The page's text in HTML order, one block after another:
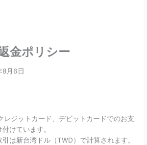
金ポリシー
月6日
レジットカード、デビットカードでのお支
けています。
は新台湾ドル（TWD）で計算されます。